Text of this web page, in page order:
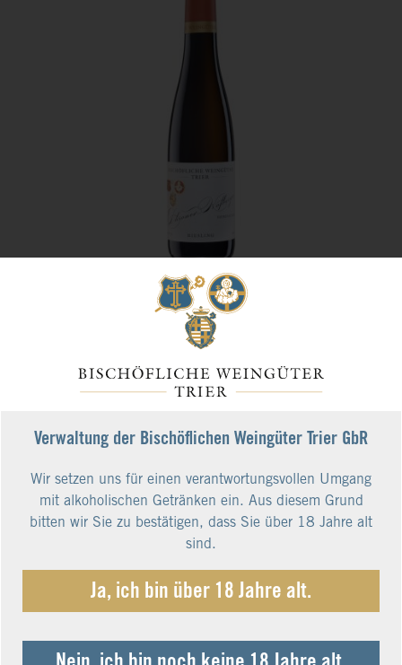
Dhroner Hofberger Riesling Beerenauslese
lassen, knackige Säure.
€105.00*
zzgl. Versandkosten
Verwaltung der Bischöflichen Weingüter Trier GbR
Wir setzen uns für einen verantwortungsvollen Umgang
mit alkoholischen Getränken ein. Aus diesem Grund
bitten wir Sie zu bestätigen, dass Sie über 18 Jahre alt
sind.
Ja, ich bin über 18 Jahre alt.